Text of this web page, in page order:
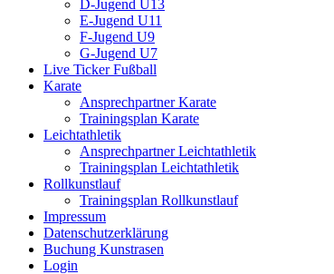
D-Jugend U13
E-Jugend U11
F-Jugend U9
G-Jugend U7
Live Ticker Fußball
Karate
Ansprechpartner Karate
Trainingsplan Karate
Leichtathletik
Ansprechpartner Leichtathletik
Trainingsplan Leichtathletik
Rollkunstlauf
Trainingsplan Rollkunstlauf
Impressum
Datenschutzerklärung
Buchung Kunstrasen
Login